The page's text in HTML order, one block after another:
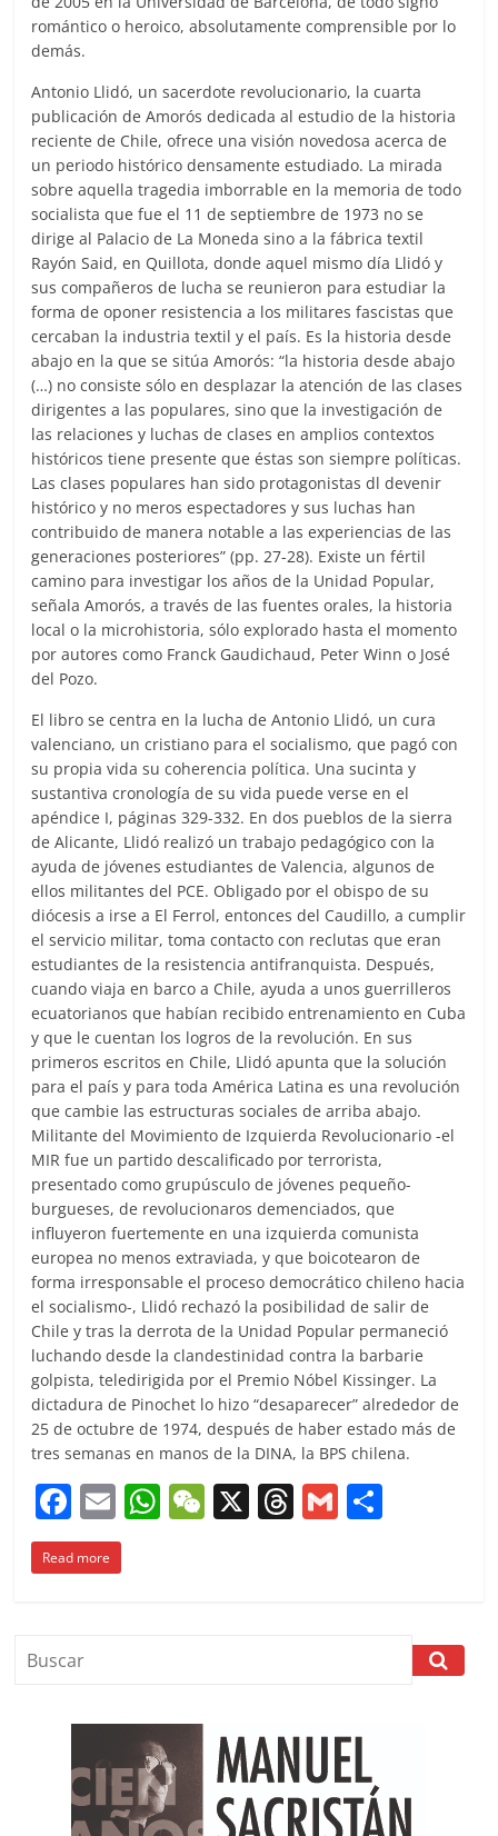
romántico o heroico, absolutamente comprensible por lo
demás.
Antonio Llidó, un sacerdote revolucionario, la cuarta
publicación de Amorós dedicada al estudio de la historia
reciente de Chile, ofrece una visión novedosa acerca de
un periodo histórico densamente estudiado. La mirada
sobre aquella tragedia imborrable en la memoria de todo
socialista que fue el 11 de septiembre de 1973 no se
dirige al Palacio de La Moneda sino a la fábrica textil
Rayón Said, en Quillota, donde aquel mismo día Llidó y
sus compañeros de lucha se reunieron para estudiar la
forma de oponer resistencia a los militares fascistas que
cercaban la industria textil y el país. Es la historia desde
abajo en la que se sitúa Amorós: “la historia desde abajo
(…) no consiste sólo en desplazar la atención de las clases
dirigentes a las populares, sino que la investigación de
las relaciones y luchas de clases en amplios contextos
históricos tiene presente que éstas son siempre políticas.
Las clases populares han sido protagonistas dl devenir
histórico y no meros espectadores y sus luchas han
contribuido de manera notable a las experiencias de las
generaciones posteriores” (pp. 27-28). Existe un fértil
camino para investigar los años de la Unidad Popular,
señala Amorós, a través de las fuentes orales, la historia
local o la microhistoria, sólo explorado hasta el momento
por autores como Franck Gaudichaud, Peter Winn o José
del Pozo.
El libro se centra en la lucha de Antonio Llidó, un cura
valenciano, un cristiano para el socialismo, que pagó con
su propia vida su coherencia política. Una sucinta y
sustantiva cronología de su vida puede verse en el
apéndice I, páginas 329-332. En dos pueblos de la sierra
de Alicante, Llidó realizó un trabajo pedagógico con la
ayuda de jóvenes estudiantes de Valencia, algunos de
ellos militantes del PCE. Obligado por el obispo de su
diócesis a irse a El Ferrol, entonces del Caudillo, a cumplir
el servicio militar, toma contacto con reclutas que eran
estudiantes de la resistencia antifranquista. Después,
cuando viaja en barco a Chile, ayuda a unos guerrilleros
ecuatorianos que habían recibido entrenamiento en Cuba
y que le cuentan los logros de la revolución. En sus
primeros escritos en Chile, Llidó apunta que la solución
para el país y para toda América Latina es una revolución
que cambie las estructuras sociales de arriba abajo.
Militante del Movimiento de Izquierda Revolucionario -el
MIR fue un partido descalificado por terrorista,
presentado como grupúsculo de jóvenes pequeño-
burgueses, de revolucionaros demenciados, que
influyeron fuertemente en una izquierda comunista
europea no menos extraviada, y que boicotearon de
forma irresponsable el proceso democrático chileno hacia
el socialismo-, Llidó rechazó la posibilidad de salir de
Chile y tras la derrota de la Unidad Popular permaneció
luchando desde la clandestinidad contra la barbarie
golpista, teledirigida por el Premio Nóbel Kissinger. La
dictadura de Pinochet lo hizo “desaparecer” alrededor de
25 de octubre de 1974, después de haber estado más de
tres semanas en manos de la DINA, la BPS chilena.
F
a
c
o
o
E
m
ai
W
p
W X T G
ar
tir
Read more